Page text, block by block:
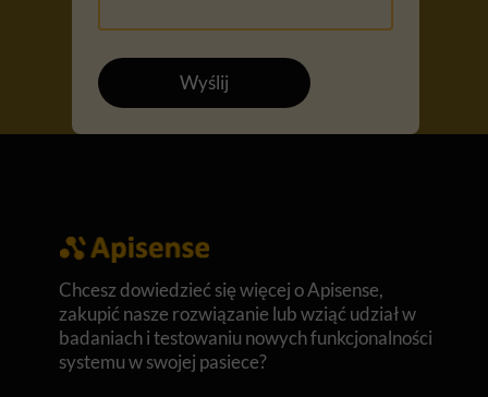
Wyślij
Chcesz dowiedzieć się więcej o Apisense,
zakupić nasze rozwiązanie lub wziąć udział w
badaniach i testowaniu nowych funkcjonalności
systemu w swojej pasiece?